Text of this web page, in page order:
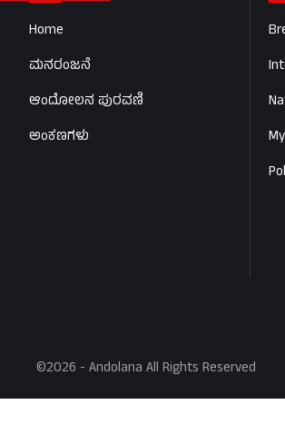
Home
ಮನರಂಜನೆ
ಆಂದೋಲನ ಪುರವಣಿ
ಅಂಕಣಗಳು
©2026 - Andolana All Rights Reserved